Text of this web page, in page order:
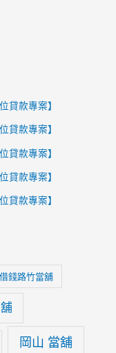
貸款專案】
貸款專案】
貸款專案】
貸款專案】
貸款專案】
借錢路竹當舖
岡山 當舖